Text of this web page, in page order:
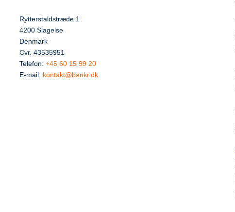
Rytterstaldstræde 1
4200 Slagelse
Denmark
Cvr. 43535951
Telefon:+45 60 15 99 20
E-mail: kontakt@bankr.dk